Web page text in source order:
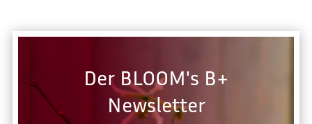
Der BLOOM's B+
Newsletter